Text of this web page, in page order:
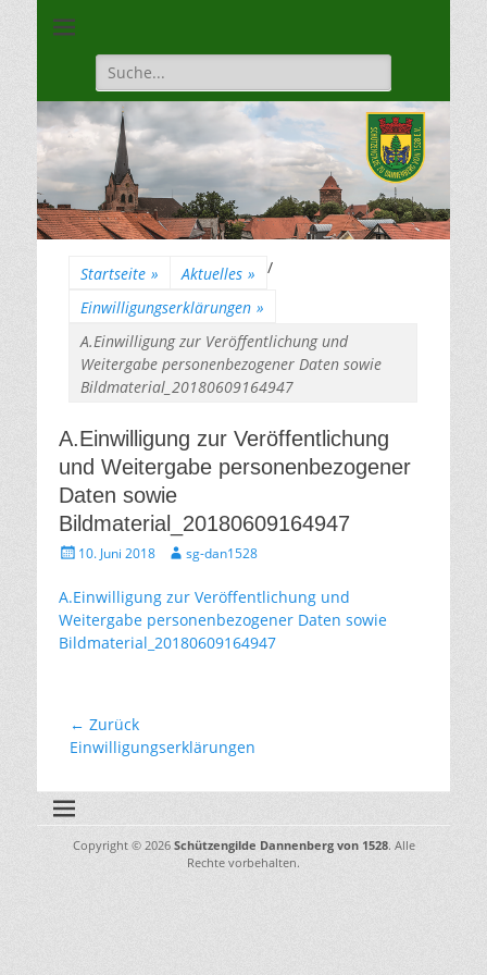
1528
Suche
für:
Startseite » Aktuelles »
/
Einwilligungserklärungen »
A.Einwilligung zur Veröffentlichung und
Weitergabe personenbezogener Daten sowie
Bildmaterial_20180609164947
A.Einwilligung zur Veröffentlichung
und Weitergabe personenbezogener
Daten sowie
Bildmaterial_20180609164947
Gepostet
10. Juni 2018 Autorsg-dan1528
A.Einwilligung zur Veröffentlichung und
Weitergabe personenbezogener Daten sowie
Bildmaterial_20180609164947
Beitragsnavigation
← Zurück
Vorhergehender
Einwilligungserklärungen
Copyright © 2026 Schützengilde Dannenberg von 1528. Alle
Rechte vorbehalten.